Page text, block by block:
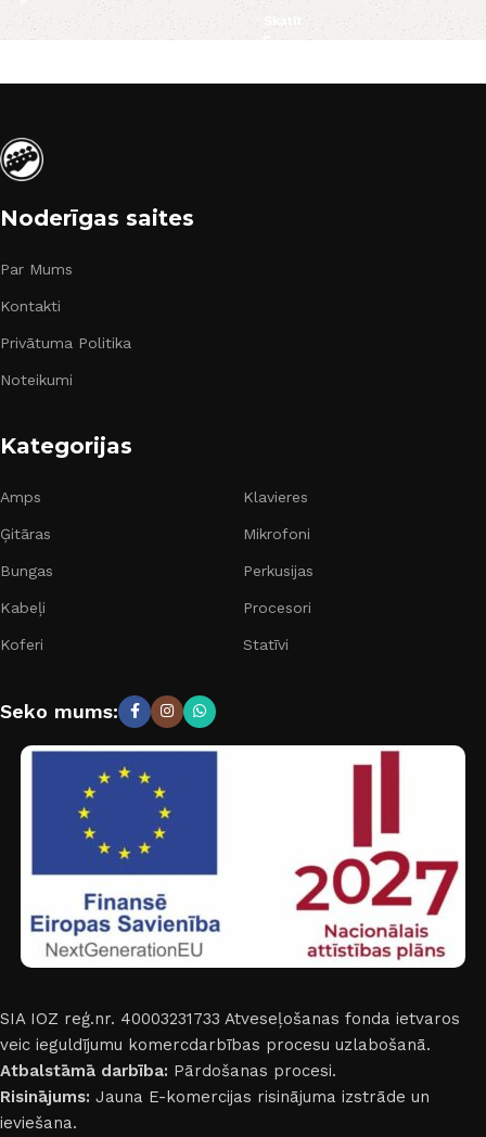
Skatīt
Noderīgas saites
Par Mums
Kontakti
Privātuma Politika
Noteikumi
Kategorijas
Amps
Ģitāras
Bungas
Kabeļi
Koferi
Klavieres
Mikrofoni
Perkusijas
Procesori
Statīvi
Seko mums:
SIA IOZ reģ.nr. 40003231733 Atveseļošanas fonda ietvaros
veic ieguldījumu komercdarbības procesu uzlabošanā.
Atbalstāmā darbība: Pārdošanas procesi.
Risinājums: Jauna E-komercijas risinājuma izstrāde un
ieviešana.